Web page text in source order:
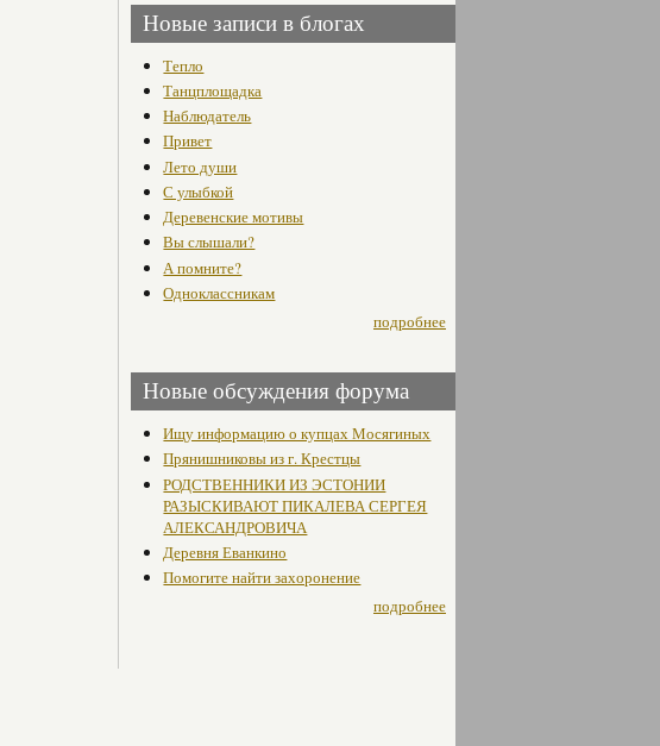
Новые записи в блогах
Тепло
Танцплощадка
Наблюдатель
Привет
Лето души
С улыбкой
Деревенские мотивы
Вы слышали?
А помните?
Одноклассникам
подробнее
Новые обсуждения форума
Ищу информацию о купцах Мосягиных
Прянишниковы из г. Крестцы
РОДСТВЕННИКИ ИЗ ЭСТОНИИ
РАЗЫСКИВАЮТ ПИКАЛЕВА СЕРГЕЯ
АЛЕКСАНДРОВИЧА
Деревня Еванкино
Помогите найти захоронение
подробнее